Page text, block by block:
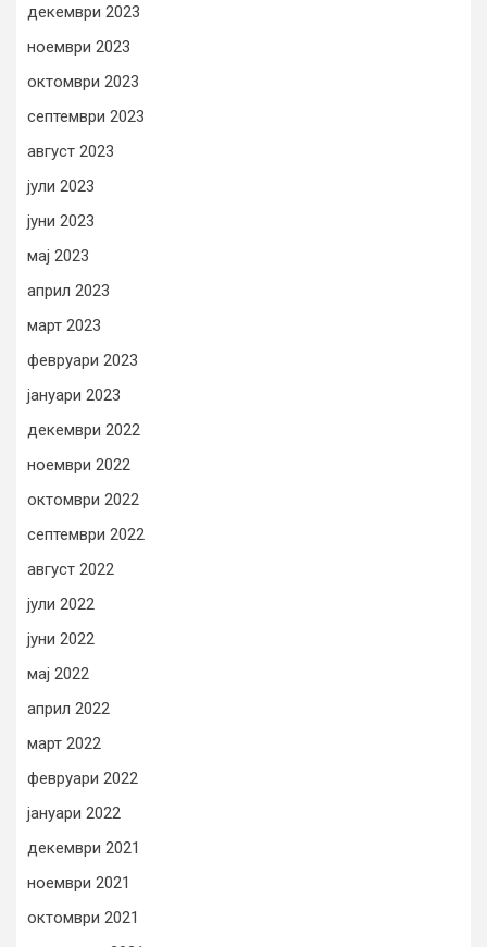
декември 2023
ноември 2023
октомври 2023
септември 2023
август 2023
јули 2023
јуни 2023
мај 2023
април 2023
март 2023
февруари 2023
јануари 2023
декември 2022
ноември 2022
октомври 2022
септември 2022
август 2022
јули 2022
јуни 2022
мај 2022
април 2022
март 2022
февруари 2022
јануари 2022
декември 2021
ноември 2021
октомври 2021